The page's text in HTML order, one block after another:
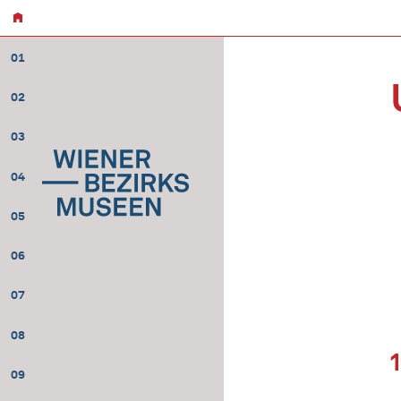
01
02
03
04
05
06
07
08
09